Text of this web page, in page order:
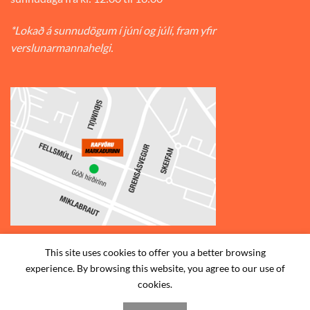
*Lokað á sunnudögum í júní og júlí, fram yfir
verslunarmannahelgi.
© 2026 Rafvörumarkaðurinn v/Fellsmúla
| Síðumúla 34, 108
Reykjavík | S: 585-2888 |
HAFA SAMBAND
This site uses cookies to offer you a better browsing
experience. By browsing this website, you agree to our use of
cookies.